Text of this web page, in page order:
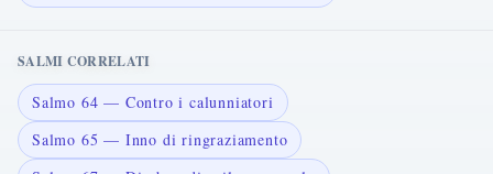
SALMI CORRELATI
Salmo 64 — Contro i calunniatori
Salmo 65 — Inno di ringraziamento